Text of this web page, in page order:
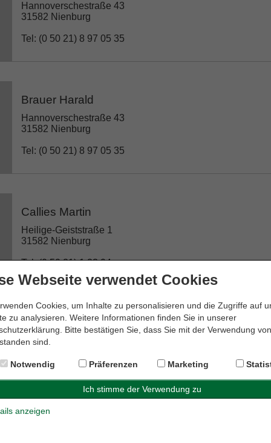
Webseite verwendet Cookies
Cookies, um Inhalte zu personalisieren und die Zugriffe auf
zu analysieren. Weitere Informationen finden Sie in unserer
Bitte bestätigen Sie, dass Sie mit der Verwendung
sind.
Notwendig Präferenzen Marketing
anzeigen
Hannoverschestraße 43
31582 Nienburg
Tel: (0 50 21) 8 97 05 35
Brauer Harald
Hannoverschestraße 43
31582 Nienburg
Tel: (0 50 21) 8 97 05 35
Callies Martin
Heilige-Geiststraße 1
31582 Nienburg
Tel: (0 50 21) 1 23 94
Dr. Edda Meyer-Krapp Rechtsanwältin
Weserstraße 19